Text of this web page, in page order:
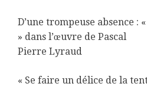
D’une trompeuse absence :
» dans l’œuvre de Pascal
Pierre Lyraud
« Se faire un délice de la